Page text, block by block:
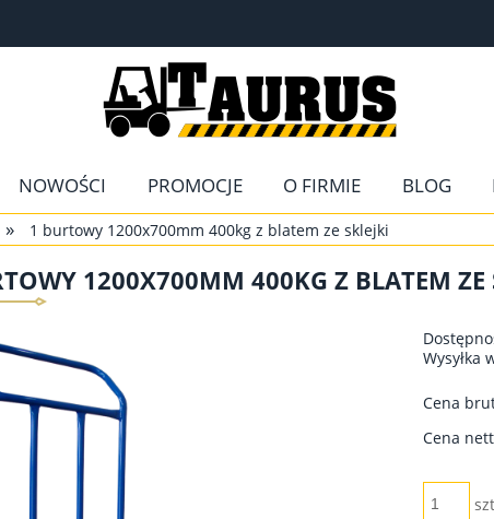
NOWOŚCI PROMOCJE O FIRMIE BLOG
» 1 burtowy 1200x700mm 400kg z blatem ze sklejki
1200X700MM 400KG Z BLATEM ZE
Wysyłka
Cena
Cena